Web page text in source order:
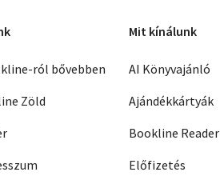
ról bővebben
Zöld
Mit kínálunk
AI Könyvajánló
Ajándékkártyák
Bookline Reader
Előfizetés